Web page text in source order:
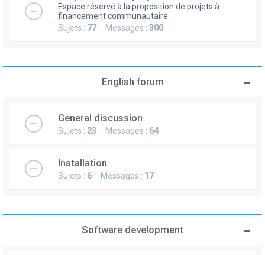
Espace réservé à la proposition de projets à
financement communautaire.
Sujets : 77Messages : 300
English forum
General discussion
Sujets : 23 Messages : 64
Installation
Sujets : 6 Messages : 17
Software development